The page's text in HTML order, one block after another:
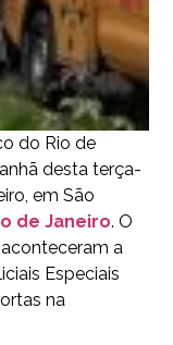
do Rio de
desta terça-
em São
de Janeiro. O
a
Especiais
na